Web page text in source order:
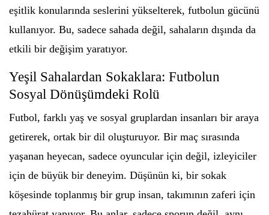
eşitlik konularında seslerini yükselterek, futbolun gücünü
kullanıyor. Bu, sadece sahada değil, sahaların dışında da
etkili bir değişim yaratıyor.
Yeşil Sahalardan Sokaklara: Futbolun
Sosyal Dönüşümdeki Rolü
Futbol, farklı yaş ve sosyal gruplardan insanları bir araya
getirerek, ortak bir dil oluşturuyor. Bir maç sırasında
yaşanan heyecan, sadece oyuncular için değil, izleyiciler
için de büyük bir deneyim. Düşünün ki, bir sokak
köşesinde toplanmış bir grup insan, takımının zaferi için